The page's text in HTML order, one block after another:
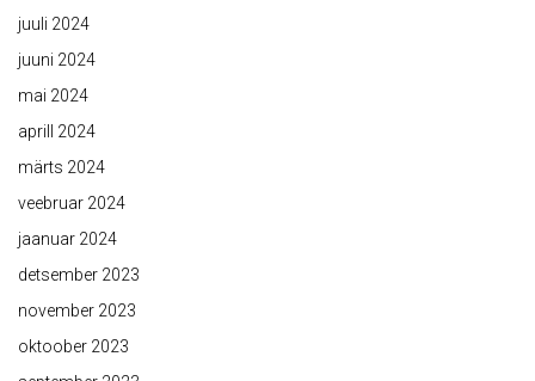
juuli 2024
juuni 2024
mai 2024
aprill 2024
märts 2024
veebruar 2024
jaanuar 2024
detsember 2023
november 2023
oktoober 2023